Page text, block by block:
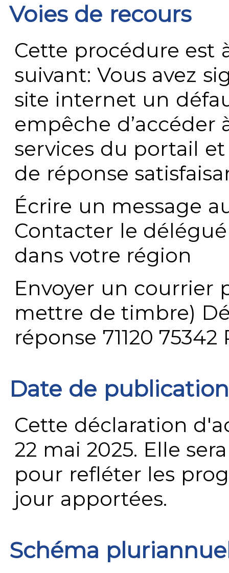
Voies de recours
Cette procédure est
suivant: Vous avez
site internet un
empêche
services du portail
de réponse
Écrire un message
Contacter le
dans votre région
Envoyer un courrier
mettre de timbre)
réponse 71120 75342
Date de publication
Cette déclaration
22 mai 2025. Elle
pour refléter les
jour apportées.
Schéma